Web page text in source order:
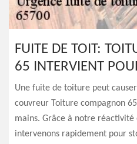
FUITE DE TOIT:
65 INTERVIENT
Une fuite de toiture peut
couvreur Toiture compagnon
mains. Grâce à notre
intervenons rapidement pour